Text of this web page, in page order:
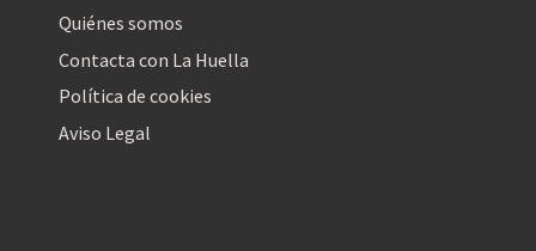
Quiénes somos
Contacta con La Huella
Política de cookies
Aviso Legal